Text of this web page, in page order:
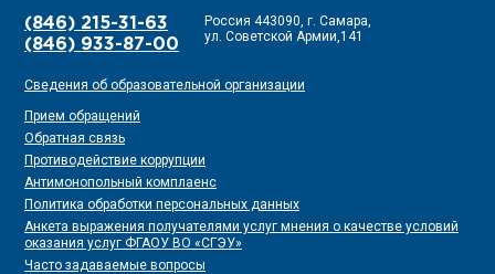
(846) 215-31-63
(846) 933-87-00
Россия 443090, г. Самара,
ул. Советской Армии,141
Сведения об образовательной организации
Прием обращений
Обратная связь
Противодействие коррупции
Антимонопольный комплаенс
Политика обработки персональных данных
Анкета выражения получателями услуг мнения о качестве условий
оказания услуг ФГАОУ ВО «СГЭУ»
Часто задаваемые вопросы